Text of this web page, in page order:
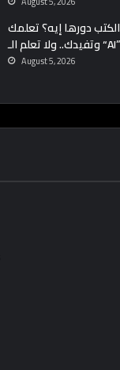
الكتب دورها إيه؟ تعلمك
August 5, 2026